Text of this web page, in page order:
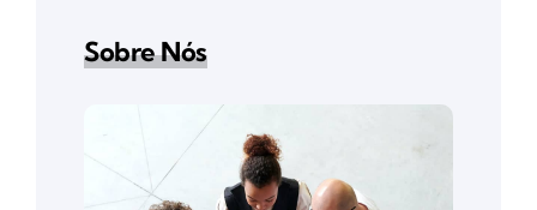
Sobre Nós